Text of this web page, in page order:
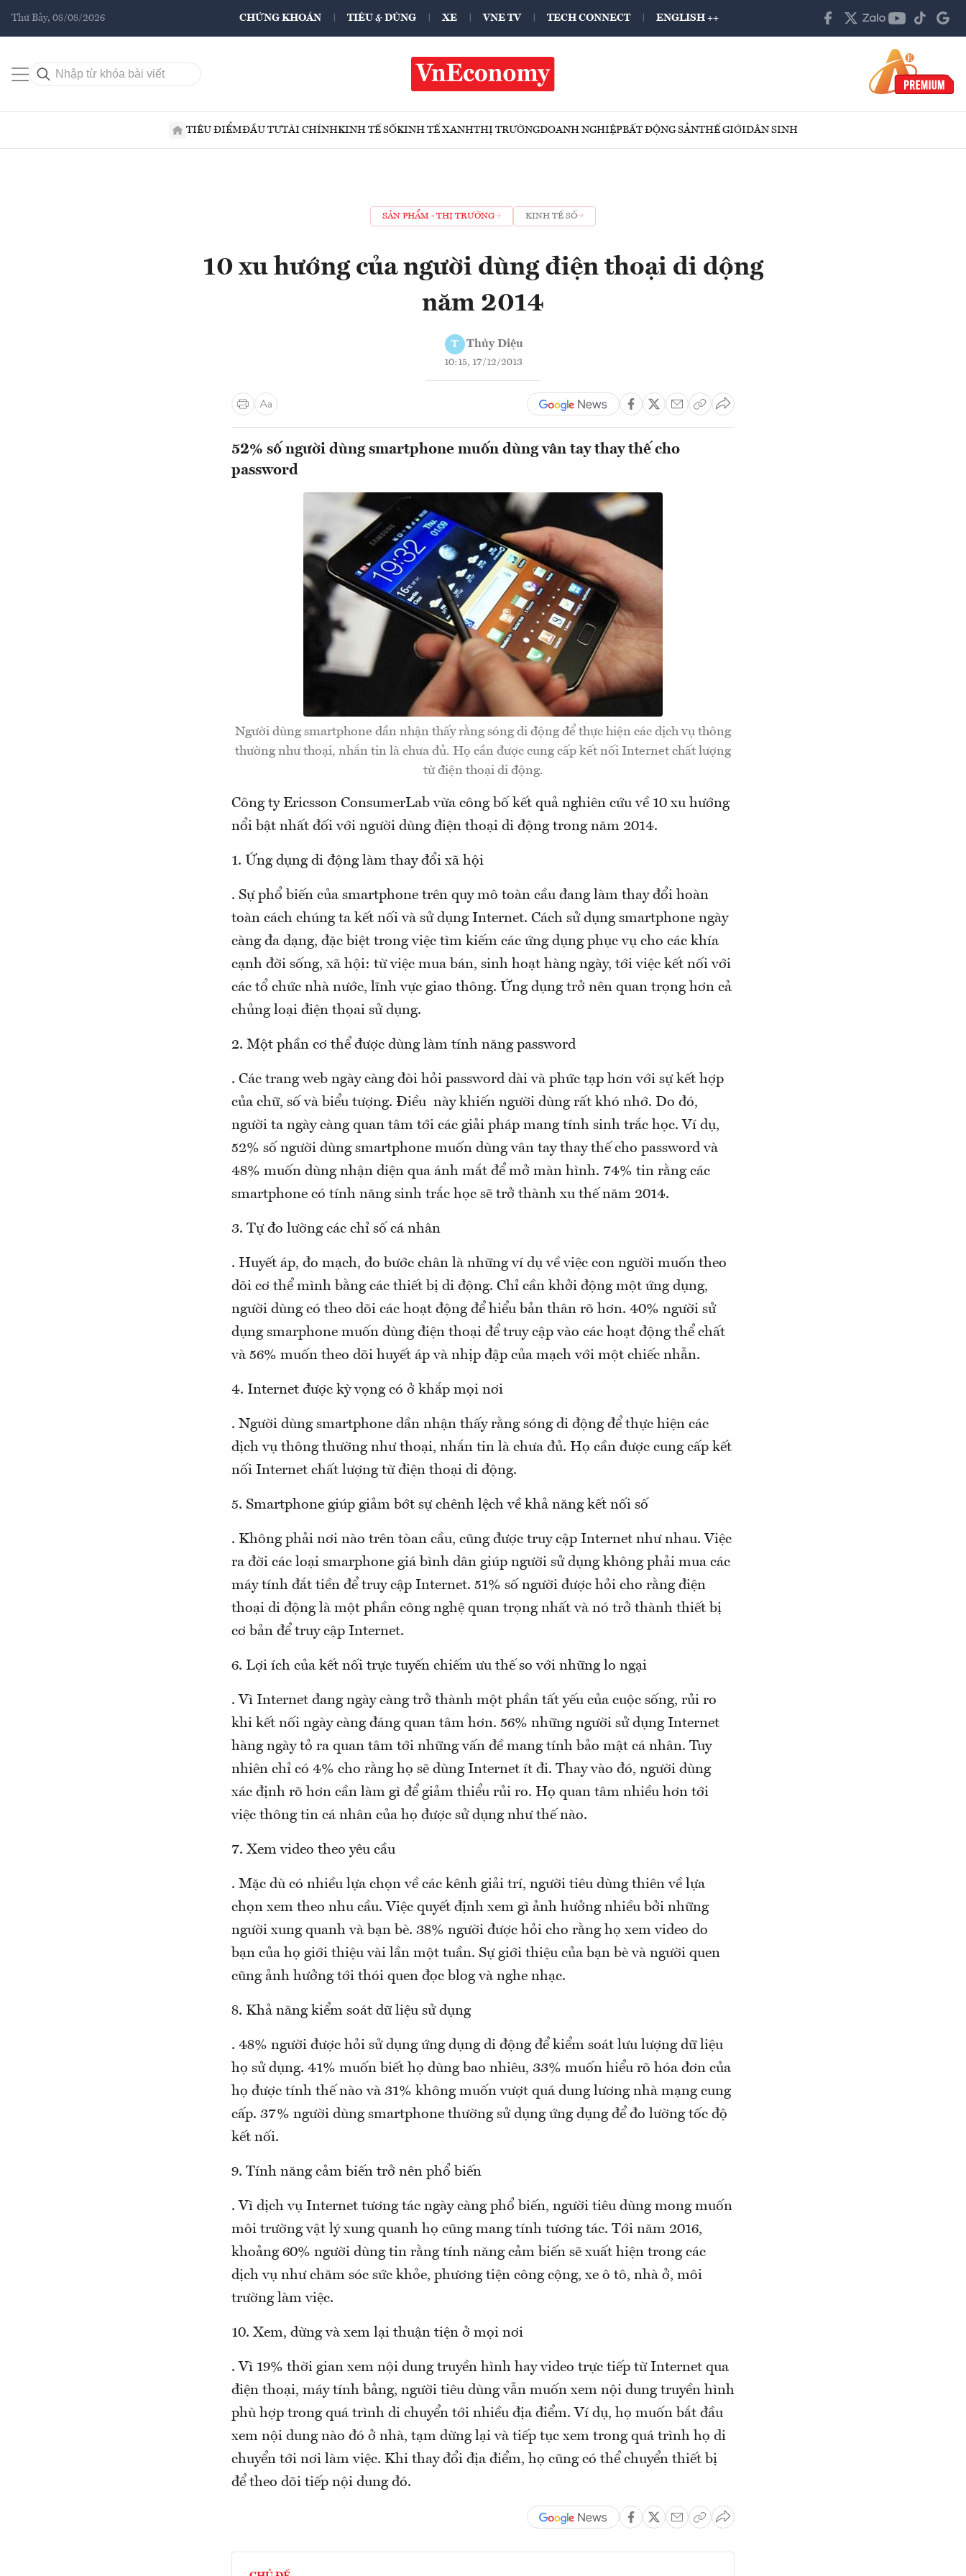
Thứ Bảy, 08/08/2026 CHỨNG KHOÁN TIÊU & DÙNG XE VNE TV TECH CONNECT ENGLISH ++
TIÊU ĐIỂMĐẦU TƯTÀI CHÍNHKINH TẾ SỐKINH TẾ XANHTHỊ TRƯỜNGDOANH NGHIỆPBẤT ĐỘNG SẢNTHẾ GIỚIDÂN SINH
SẢN PHẨM - THỊ TRƯỜNG KINH TẾ SỐ
10 xu hướng của người dùng điện thoại di dộng
năm 2014
T Thủy Diệu
10:15, 17/12/2013
52% số người dùng smartphone muốn dùng vân tay thay thế cho
password
Người dùng smartphone dần nhận thấy rằng sóng di động để thực hiện các dịch vụ thông
thường như thoại, nhắn tin là chưa đủ. Họ cần được cung cấp kết nối Internet chất lượng
từ điện thoại di động.
Công ty Ericsson ConsumerLab vừa công bố kết quả nghiên cứu về 10 xu hướng
nổi bật nhất đối với người dùng điện thoại di động trong năm 2014.
1. Ứng dụng di động làm thay đổi xã hội
. Sự phổ biến của smartphone trên quy mô toàn cầu đang làm thay đổi hoàn
toàn cách chúng ta kết nối và sử dụng Internet. Cách sử dụng smartphone ngày
càng đa dạng, đặc biệt trong việc tìm kiếm các ứng dụng phục vụ cho các khía
cạnh đời sống, xã hội: từ việc mua bán, sinh hoạt hàng ngày, tới việc kết nối với
các tổ chức nhà nước, lĩnh vực giao thông. Ứng dụng trở nên quan trọng hơn cả
chủng loại điện thọai sử dụng.
2. Một phần cơ thể được dùng làm tính năng password
. Các trang web ngày càng đòi hỏi password dài và phức tạp hơn với sự kết hợp
của chữ, số và biểu tượng. Điều này khiến người dùng rất khó nhớ. Do đó,
người ta ngày càng quan tâm tới các giải pháp mang tính sinh trắc học. Ví dụ,
52% số người dùng smartphone muốn dùng vân tay thay thế cho password và
48% muốn dùng nhận diện qua ánh mắt để mở màn hình. 74% tin rằng các
smartphone có tính năng sinh trắc học sẽ trở thành xu thế năm 2014.
3. Tự đo lường các chỉ số cá nhân
. Huyết áp, đo mạch, đo bước chân là những ví dụ về việc con người muốn theo
dõi cơ thể mình bằng các thiết bị di động. Chỉ cần khởi động một ứng dụng,
người dùng có theo dõi các hoạt động để hiểu bản thân rõ hơn. 40% người sử
dụng smarphone muốn dùng điện thoại để truy cập vào các hoạt động thể chất
và 56% muốn theo dõi huyết áp và nhịp đập của mạch với một chiếc nhẫn.
4. Internet được kỳ vọng có ở khắp mọi nơi
. Người dùng smartphone dần nhận thấy rằng sóng di động để thực hiện các
dịch vụ thông thường như thoại, nhắn tin là chưa đủ. Họ cần được cung cấp kết
nối Internet chất lượng từ điện thoại di động.
5. Smartphone giúp giảm bớt sự chênh lệch về khả năng kết nối số
. Không phải nơi nào trên tòan cầu, cũng được truy cập Internet như nhau. Việc
ra đời các loại smarphone giá bình dân giúp người sử dụng không phải mua các
máy tính đắt tiền để truy cập Internet. 51% số người được hỏi cho rằng điện
thoại di động là một phần công nghệ quan trọng nhất và nó trở thành thiết bị
cơ bản để truy cập Internet.
6. Lợi ích của kết nối trực tuyến chiếm ưu thế so với những lo ngại
. Vì Internet đang ngày càng trở thành một phần tất yếu của cuộc sống, rủi ro
khi kết nối ngày càng đáng quan tâm hơn. 56% những người sử dụng Internet
hàng ngày tỏ ra quan tâm tới những vấn đề mang tính bảo mật cá nhân. Tuy
nhiên chỉ có 4% cho rằng họ sẽ dùng Internet ít đi. Thay vào đó, người dùng
xác định rõ hơn cần làm gì để giảm thiểu rủi ro. Họ quan tâm nhiều hơn tới
việc thông tin cá nhân của họ được sử dụng như thế nào.
7. Xem video theo yêu cầu
. Mặc dù có nhiều lựa chọn về các kênh giải trí, người tiêu dùng thiên về lựa
chọn xem theo nhu cầu. Việc quyết định xem gì ảnh hưởng nhiều bởi những
người xung quanh và bạn bè. 38% người được hỏi cho rằng họ xem video do
bạn của họ giới thiệu vài lần một tuần. Sự giới thiệu của bạn bè và người quen
cũng ảnh hưởng tới thói quen đọc blog và nghe nhạc.
8. Khả năng kiểm soát dữ liệu sử dụng
. 48% người được hỏi sử dụng ứng dụng di động để kiểm soát lưu lượng dữ liệu
họ sử dụng. 41% muốn biết họ dùng bao nhiêu, 33% muốn hiểu rõ hóa đơn của
họ được tính thế nào và 31% không muốn vượt quá dung lương nhà mạng cung
cấp. 37% người dùng smartphone thường sử dụng ứng dụng để đo lường tốc độ
kết nối.
9. Tính năng cảm biến trở nên phổ biến
. Vì dịch vụ Internet tương tác ngày càng phổ biến, người tiêu dùng mong muốn
môi trường vật lý xung quanh họ cũng mang tính tương tác. Tới năm 2016,
khoảng 60% người dùng tin rằng tính năng cảm biến sẽ xuất hiện trong các
dịch vụ như chăm sóc sức khỏe, phương tiện công cộng, xe ô tô, nhà ở, môi
trường làm việc.
10. Xem, dừng và xem lại thuận tiện ở mọi nơi
. Vì 19% thời gian xem nội dung truyền hình hay video trực tiếp từ Internet qua
điện thoại, máy tính bảng, người tiêu dùng vẫn muốn xem nội dung truyền hình
phù hợp trong quá trình di chuyển tới nhiều địa điểm. Ví dụ, họ muốn bắt đầu
xem nội dung nào đó ở nhà, tạm dừng lại và tiếp tục xem trong quá trình họ di
chuyển tới nơi làm việc. Khi thay đổi địa điểm, họ cũng có thể chuyển thiết bị
để theo dõi tiếp nội dung đó.